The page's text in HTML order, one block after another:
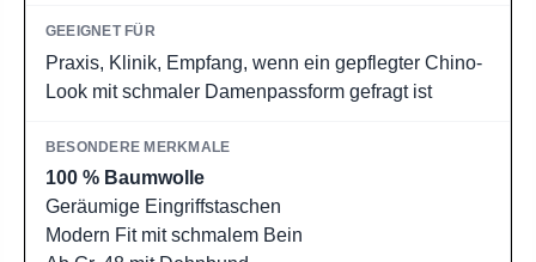
Praxis, Klinik, Empfang, wenn ein gepflegter Chino-
Look mit schmaler Damenpassform gefragt ist
100 % Baumwolle
Geräumige Eingriffstaschen
Modern Fit mit schmalem Bein